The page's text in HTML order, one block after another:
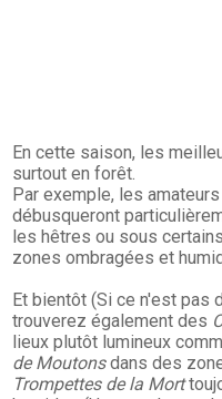
En cette saison, les
surtout en forêt.
Par exemple, les
débusqueront
les hêtres ou sous
zones ombragées et
Et bientôt (Si ce n'est pas
trouverez également des
lieux plutôt lumineux
de Moutonsdans des
Trompettes de la Mort